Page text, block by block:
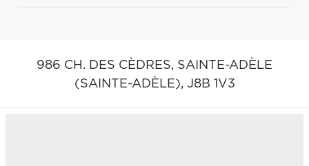
986 CH. DES CÈDRES, SAINTE-ADÈLE
(SAINTE-ADÈLE), J8B 1V3